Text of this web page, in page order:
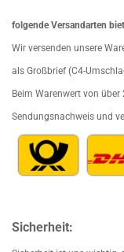
folgende Versandarten
Wir versenden unsere
als Großbrief (C4-
Beim Warenwert von über
Sendungsnachweis und
Sicherheit: